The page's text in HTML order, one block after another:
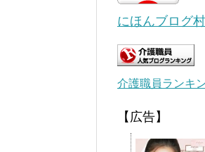
にほんブログ村
介護職員ランキ
【広告】